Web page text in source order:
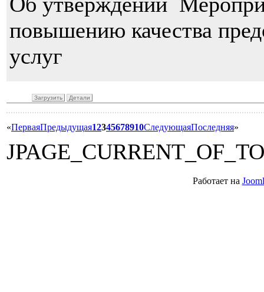
повышению качества
услуг
Загрузить Детали
«ПерваяПредыдущая12345678910СледующаяПоследняя»
Работает на